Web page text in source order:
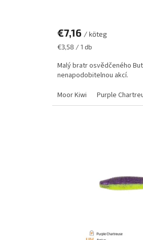
€7,16 / köteg
Egységár:
€3,58 / 1 db
Malý bratr osvědčeného
nenapodobitelnou akcí.
Moor Kiwi
Purple